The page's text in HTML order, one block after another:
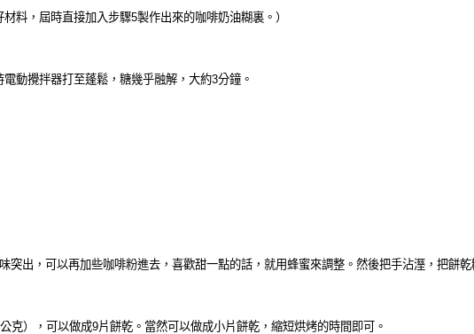
材料，屆時直接加入步驟5製作出來的咖啡奶油糊裏。 ）
動攪拌器打至蓬鬆，糖幾乎融解，大約3分鐘 。
突出，可以再加些咖啡粉進去，喜歡甜一點的話，就用蜂蜜來調整。然後把手沾溼， 把餅乾
公克），可以做成9片餅乾。當然可以做成小片餅乾，縮短烘烤的時間即可。